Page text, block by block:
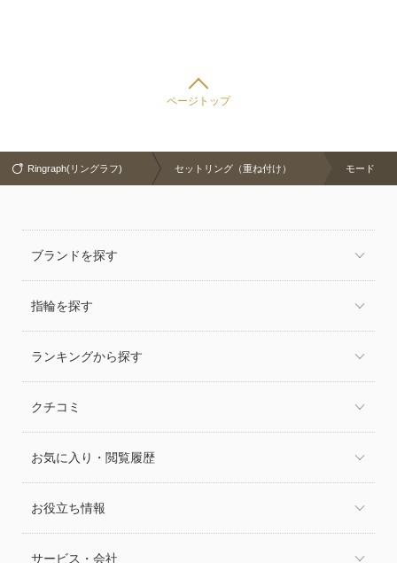
ページトップ
Ringraph(リングラフ) セットリング（重ね付け） モード
ブランドを探す
指輪を探す
ランキングから探す
クチコミ
お気に入り・閲覧履歴
お役立ち情報
サービス・会社